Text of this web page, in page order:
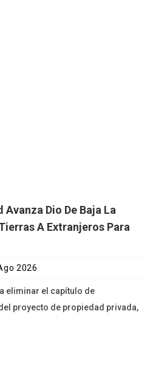
Dio De Baja La
A Extranjeros Para
2026
eliminar el capítulo de
proyecto de propiedad privada,